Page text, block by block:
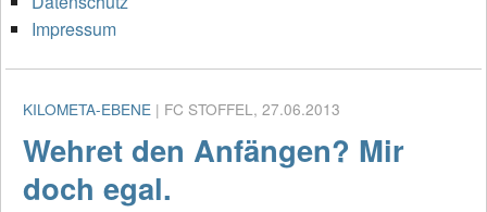
Impressum
KILOMETA-EBENE | FC STOFFEL, 27.06.2013
Wehret den Anfängen? Mir
doch egal.